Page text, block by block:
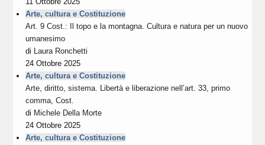
Arte, cultura e Costituzione
Art. 9 Cost.: Il topo e la montagna. Cultura e natura per un nuovo
umanesimo
di Laura Ronchetti
24 Ottobre 2025
Arte, cultura e Costituzione
Arte, diritto, sistema. Libertà e liberazione nell’art. 33, primo
comma, Cost.
di Michele Della Morte
24 Ottobre 2025
Arte, cultura e Costituzione